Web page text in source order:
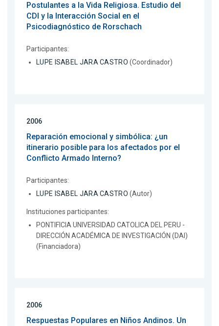
Postulantes a la Vida Religiosa. Estudio del
CDI y la Interacción Social en el
Psicodiagnóstico de Rorschach
Participantes:
LUPE ISABEL JARA CASTRO (Coordinador)
2006
Reparación emocional y simbólica: ¿un
itinerario posible para los afectados por el
Conflicto Armado Interno?
Participantes:
LUPE ISABEL JARA CASTRO (Autor)
Instituciones participantes:
PONTIFICIA UNIVERSIDAD CATOLICA DEL PERU -
DIRECCIÓN ACADÉMICA DE INVESTIGACIÓN (DAI)
(Financiadora)
2006
Respuestas Populares en Niños Andinos. Un